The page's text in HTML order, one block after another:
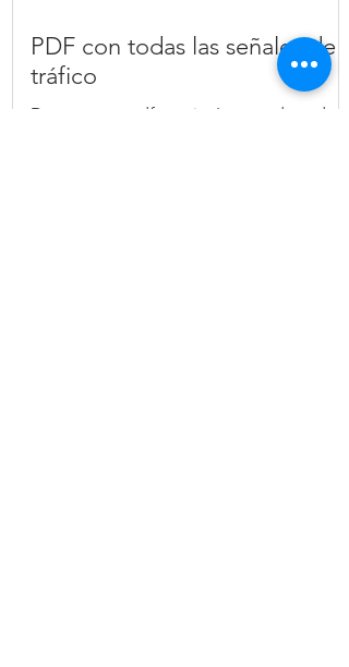
PDF con todas las señales de
tráfico
Descarga tu pdf con imágenes de todas